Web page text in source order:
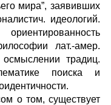
мира”, заявивших
идеологий.
лат.-амер.
осмыслении традиц.
поиска и
о том, существует